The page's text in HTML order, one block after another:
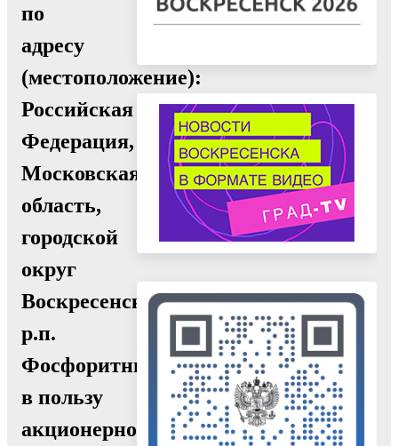
по
адресу
(местоположение):
Российская
Федерация,
Московская
область,
городской
округ
Воскресенск,
р.п.
Фосфоритный,
в пользу
акционерного